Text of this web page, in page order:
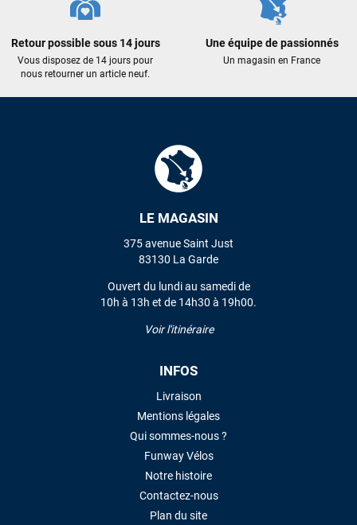
Retour possible sous 14 jours
Vous disposez de 14 jours pour
nous retourner un article neuf.
Une équipe de passionnés
Un magasin en France
LE MAGASIN
375 avenue Saint Just
83130 La Garde
Ouvert du lundi au samedi de
10h à 13h et de 14h30 à 19h00.
Voir l'itinéraire
INFOS
Livraison
Mentions légales
Qui sommes-nous ?
Funway Vélos
Notre histoire
Contactez-nous
Plan du site
recommande vivement ce magasin pour son
professionnalisme et sa réactivité.
Sébastien BACHELIER
Cela faisait 6 mois que je galérais à remplacer ma board eux
encore pour cette severne dyno !
J'ai acheté une voile d'occasion depuis Tahiti. Super service.
VOIR TOUS LES AVIS